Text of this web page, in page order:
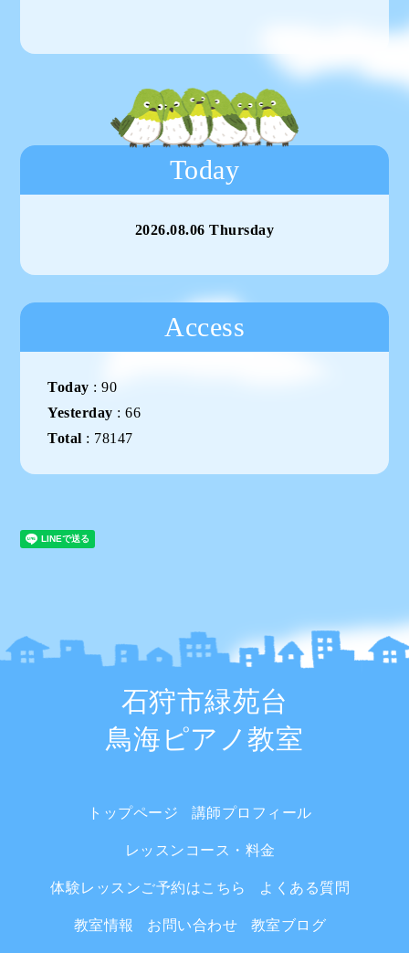
Today
2026.08.06 Thursday
Access
Today :90
Yesterday :66
Total : 78147
石狩市緑苑台
鳥海ピアノ教室
トップページ 講師プロフィール
レッスンコース・料金
体験レッスンご予約はこちら よくある質問
教室情報 お問い合わせ 教室ブログ